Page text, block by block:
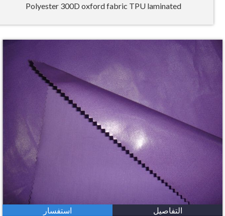
Polyester 300D oxford fabric TPU laminated
التفاصيل استفسار